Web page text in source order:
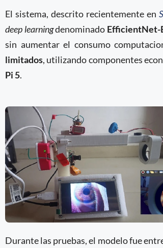
El sistema, descrito recientemente en
deep learningdenominado EfficientNet-
sin aumentar el consumo
limitados, utilizando componentes
Pi 5.
Durante las pruebas, el modelo fue